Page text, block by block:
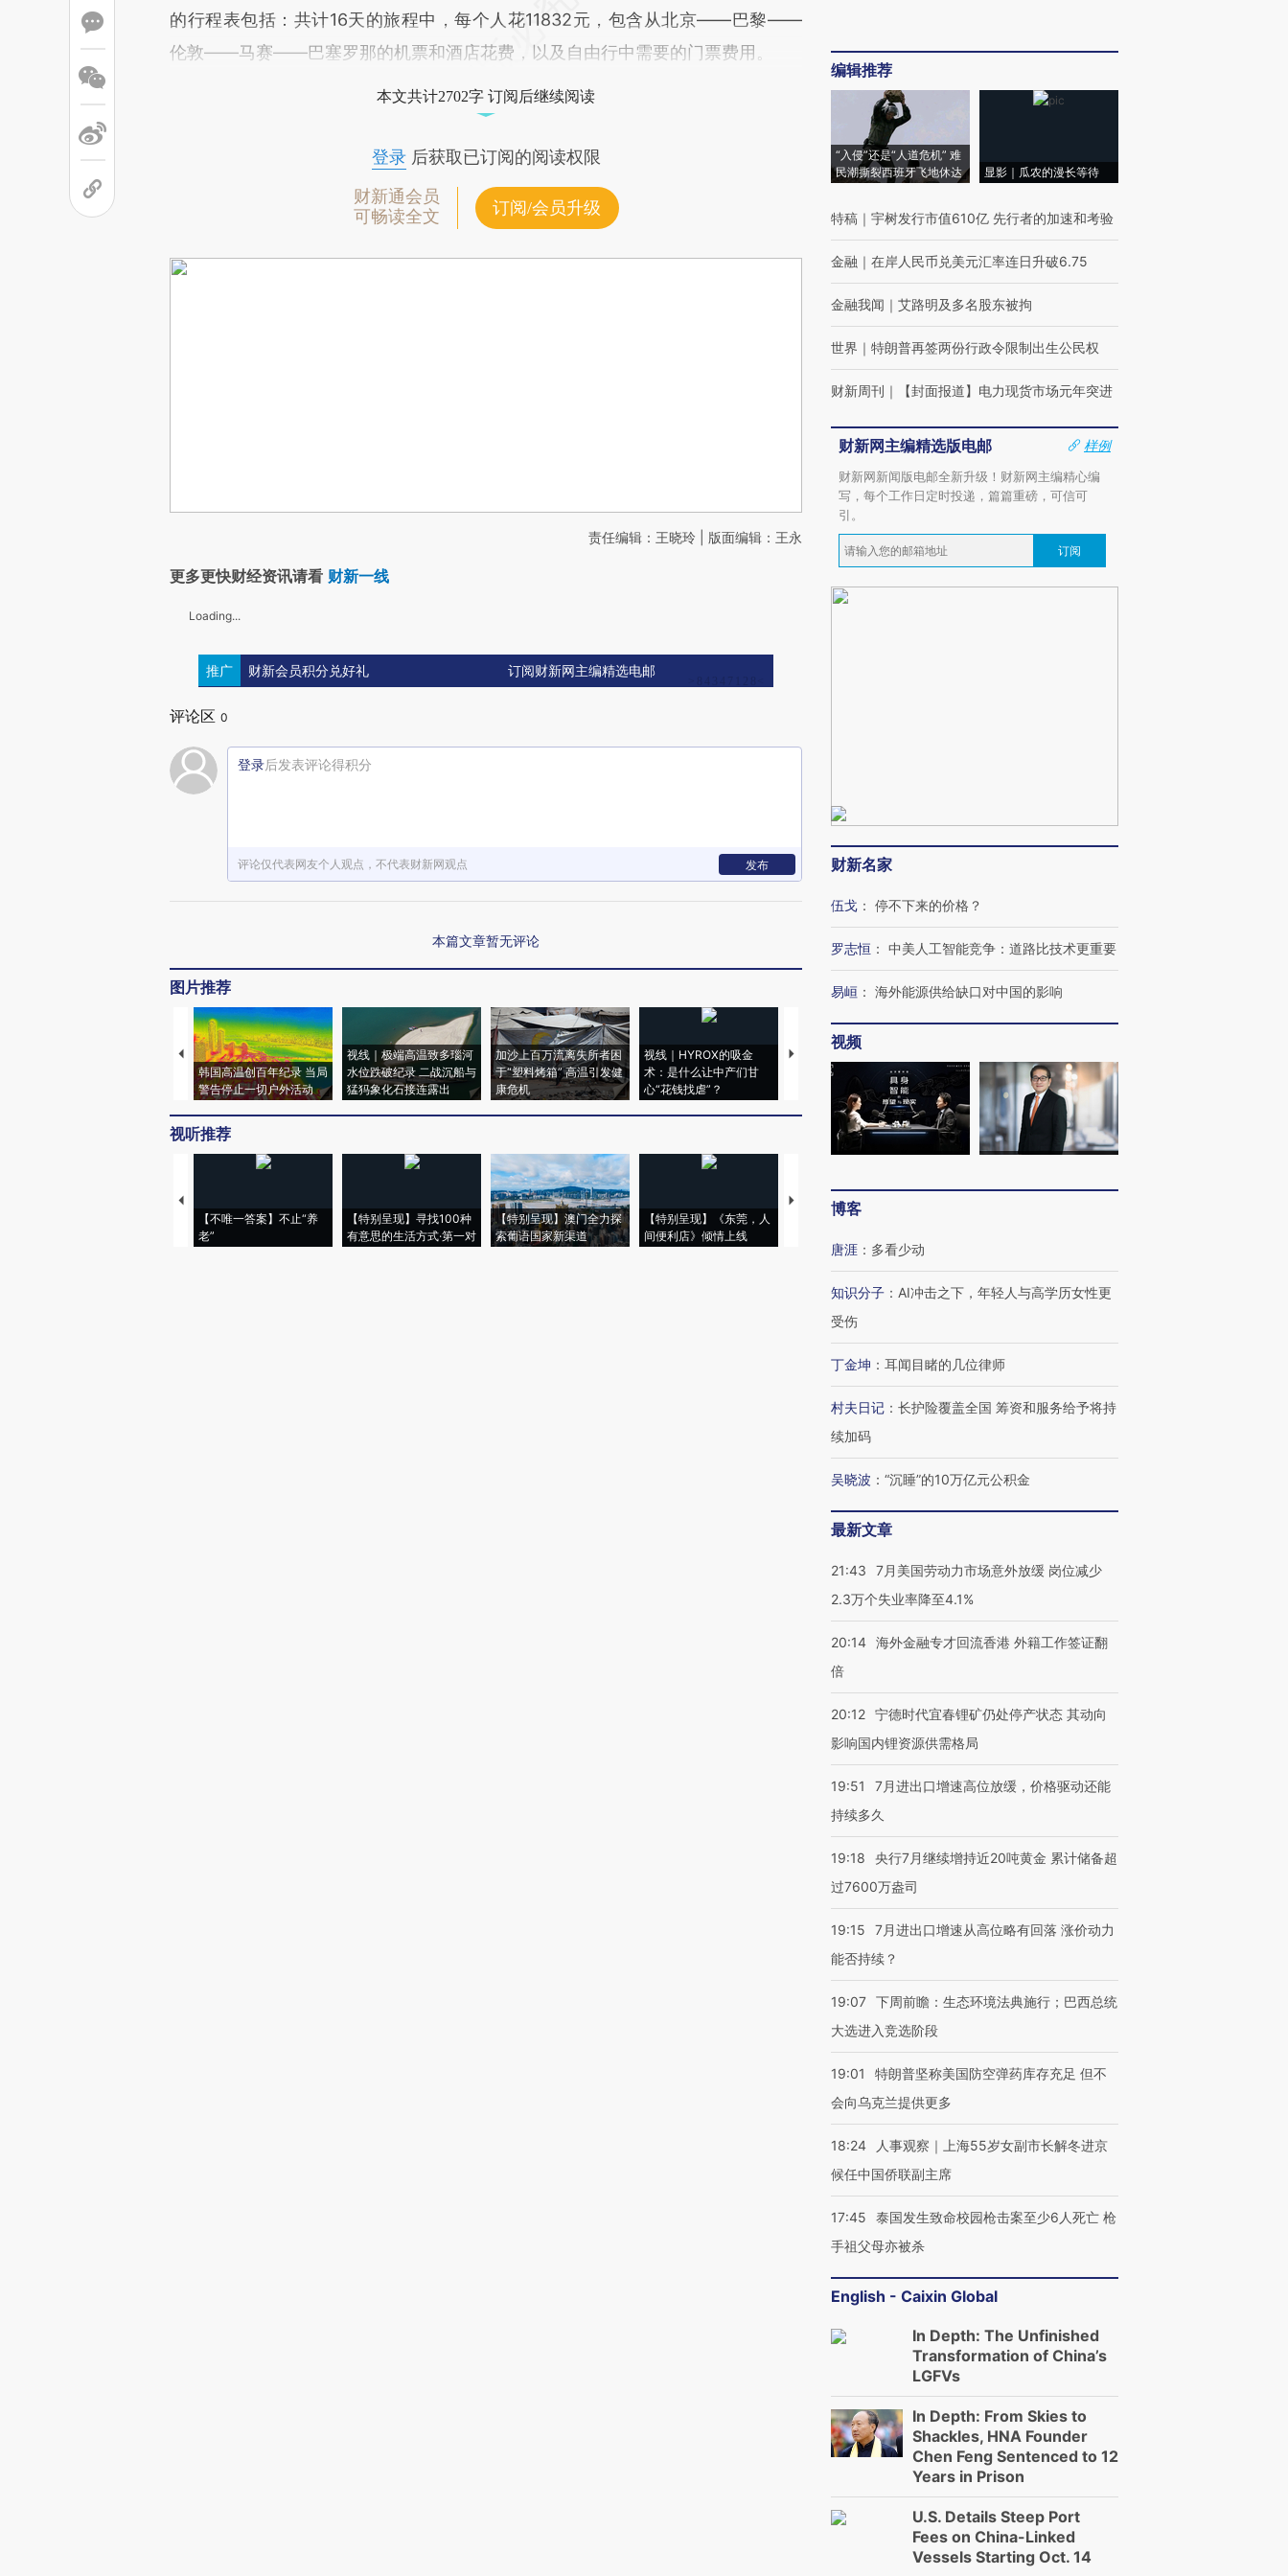
的行程表包括：共计16天的旅程中，每个人花11832元，包含从北京——巴黎——
伦敦——马赛——巴塞罗那的机票和酒店花费，以及自由行中需要的门票费用。
本文共计2702字 订阅后继续阅读
登录后获取已订阅的阅读权限
财新通会员
可畅读全文
订阅/会员升级
责任编辑：王晓玲 | 版面编辑：王永
更多更快财经资讯请看 财新一线
Loading...
推广 财新会员积分兑好礼 订阅财新网主编精选电邮
评论区 0
登录后发表评论得积分
评论仅代表网友个人观点，不代表财新网观点 发布
本篇文章暂无评论
图片推荐
韩国高温创百年纪录 当局
警告停止一切户外活动
视线｜极端高温致多瑙河
水位跌破纪录 二战沉船与
猛犸象化石接连露出
加沙上百万流离失所者困
于“塑料烤箱” 高温引发健
康危机
视线｜HYROX的吸金
术：是什么让中产们甘
心“花钱找虐”？
马航飞行员跨国走私7万
粒摇头丸 尿检体内含3种
度Z世代 用街头抗争将教
育部长拱下台
机”？难民潮撕裂西班牙
飞地休达
视听推荐
【不唯一答案】不止“养
老”
【特别呈现】寻找100种
有意思的生活方式·第一对
【特别呈现】澳门全力探
索葡语国家新渠道
【特别呈现】《东莞，人
间便利店》倾情上线
【推广】走进第四届链博
会，让数智科技“链”接产
编辑推荐
“入侵”还是“人道危机” 难
民潮撕裂西班牙飞地休达
显影｜瓜农的漫长等待
特稿 ｜ 宇树发行市值610亿 先行者的加速和考验
金融 ｜ 在岸人民币兑美元汇率连日升破6.75
金融我闻 ｜ 艾路明及多名股东被拘
世界 ｜ 特朗普再签两份行政令限制出生公民权
财新周刊 ｜ 【封面报道】电力现货市场元年突进
财新网主编精选版电邮
样例
财新网新闻版电邮全新升级！财新网主编精心编
写，每个工作日定时投递，篇篇重磅，可信可
引。
订阅
财新名家
伍戈 ： 停不下来的价格？
罗志恒 ： 中美人工智能竞争：道路比技术更重要
易峘 ： 海外能源供给缺口对中国的影响
视频
博客
唐涯 ： 多看少动
知识分子 ： AI冲击之下，年轻人与高学历女性更
受伤
丁金坤 ： 耳闻目睹的几位律师
村夫日记 ： 长护险覆盖全国 筹资和服务给予将持
续加码
吴晓波 ： “沉睡”的10万亿元公积金
最新文章
21:43
7月美国劳动力市场意外放缓 岗位减少
2.3万个失业率降至4.1%
20:14 海外金融专才回流香港 外籍工作签证翻
倍
20:12 宁德时代宜春锂矿仍处停产状态 其动向
影响国内锂资源供需格局
19:51
7月进出口增速高位放缓，价格驱动还能
持续多久
19:18
央行7月继续增持近20吨黄金 累计储备超
过7600万盎司
19:15
7月进出口增速从高位略有回落 涨价动力
能否持续？
19:07 下周前瞻：生态环境法典施行；巴西总统
大选进入竞选阶段
19:01
特朗普坚称美国防空弹药库存充足 但不
会向乌克兰提供更多
18:24
人事观察｜上海55岁女副市长解冬进京
候任中国侨联副主席
17:45
泰国发生致命校园枪击案至少6人死亡 枪
手祖父母亦被杀
English - Caixin Global
In Depth: The Unfinished
Transformation of China’s
LGFVs
In Depth: From Skies to
Shackles, HNA Founder
Chen Feng Sentenced to 12
Years in Prison
U.S. Details Steep Port
Fees on China-Linked
Vessels Starting Oct. 14